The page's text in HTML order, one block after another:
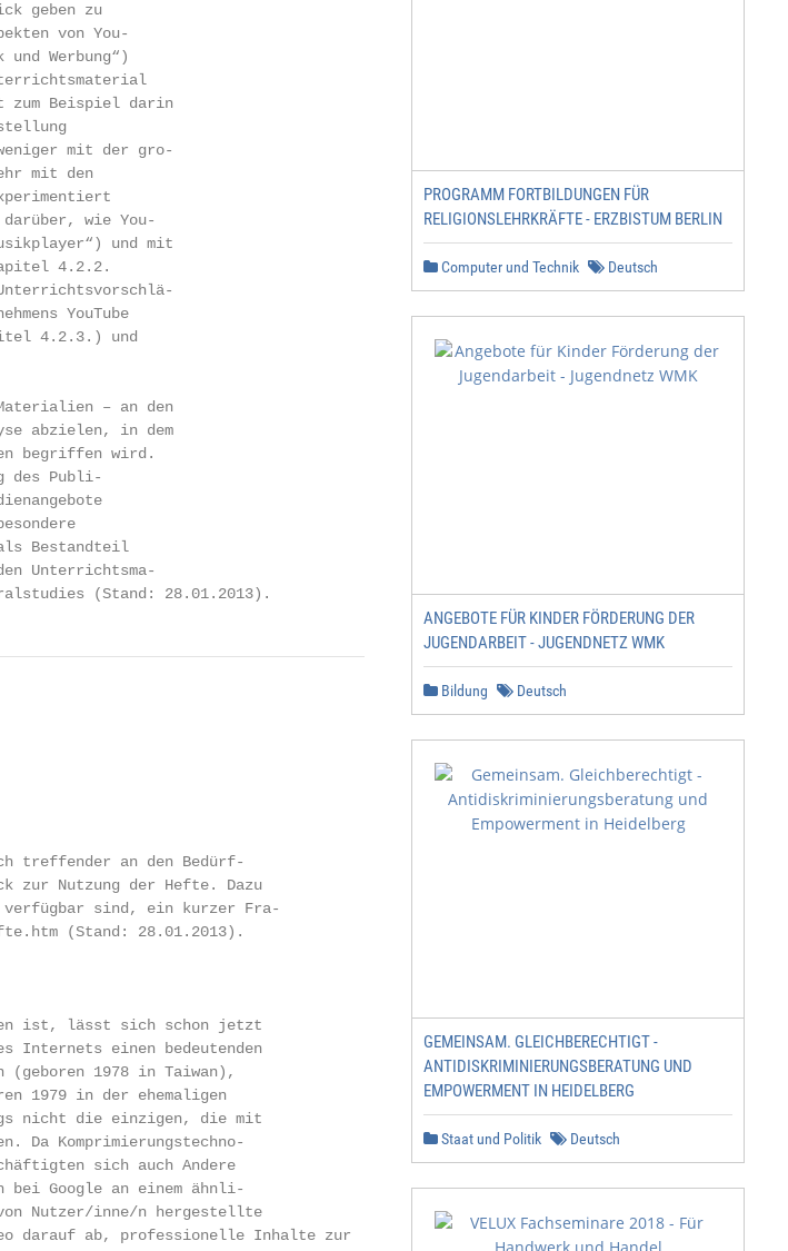
geben zu
von You-
Werbung“)
zum Beispiel darin
mit der gro-
mit den
wie You-
und mit
4.2.2.
YouTube
4.2.3.) und
– an den
abzielen, in dem
begriffen wird.
des Publi-
Bestandteil
Unterrichtsma-
(Stand: 28.01.2013).
2
treffender an den Bedürf-
zur Nutzung der Hefte. Dazu
sind, ein kurzer Fra-
(Stand: 28.01.2013).
ist, lässt sich schon jetzt
Internets einen bedeutenden
(geboren 1978 in Taiwan),
1979 in der ehemaligen
nicht die einzigen, die mit
Da Komprimierungstechno-
sich auch Andere
bei Google an einem ähnli-
Nutzer/inne/n hergestellte
darauf ab, professionelle Inhalte zur
PROGRAMM FORTBILDUNGEN FÜR
RELIGIONSLEHRKRÄFTE - ERZBISTUM BERLIN
Computer und Technik Deutsch
ANGEBOTE FÜR KINDER FÖRDERUNG DER
JUGENDARBEIT - JUGENDNETZ WMK
Bildung Deutsch
GEMEINSAM. GLEICHBERECHTIGT -
ANTIDISKRIMINIERUNGSBERATUNG UND
EMPOWERMENT IN HEIDELBERG
Staat und Politik Deutsch